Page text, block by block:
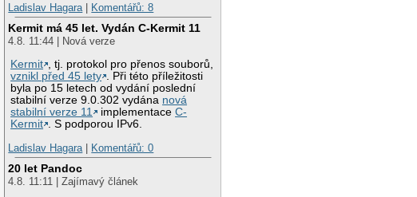
Ladislav Hagara | Komentářů: 8
Kermit má 45 let. Vydán C-Kermit 11
4.8. 11:44 | Nová verze
Kermit , tj. protokol pro přenos souborů,
vznikl před 45 lety . Při této příležitosti
byla po 15 letech od vydání poslední
stabilní verze 9.0.302 vydána nová
stabilní verze 11
implementaceC-
Kermit . S podporou IPv6.
Ladislav Hagara | Komentářů: 0
20 let Pandoc
4.8. 11:11 | Zajímavý článek